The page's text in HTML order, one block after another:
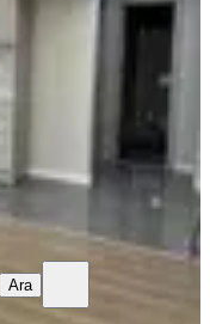
Ara